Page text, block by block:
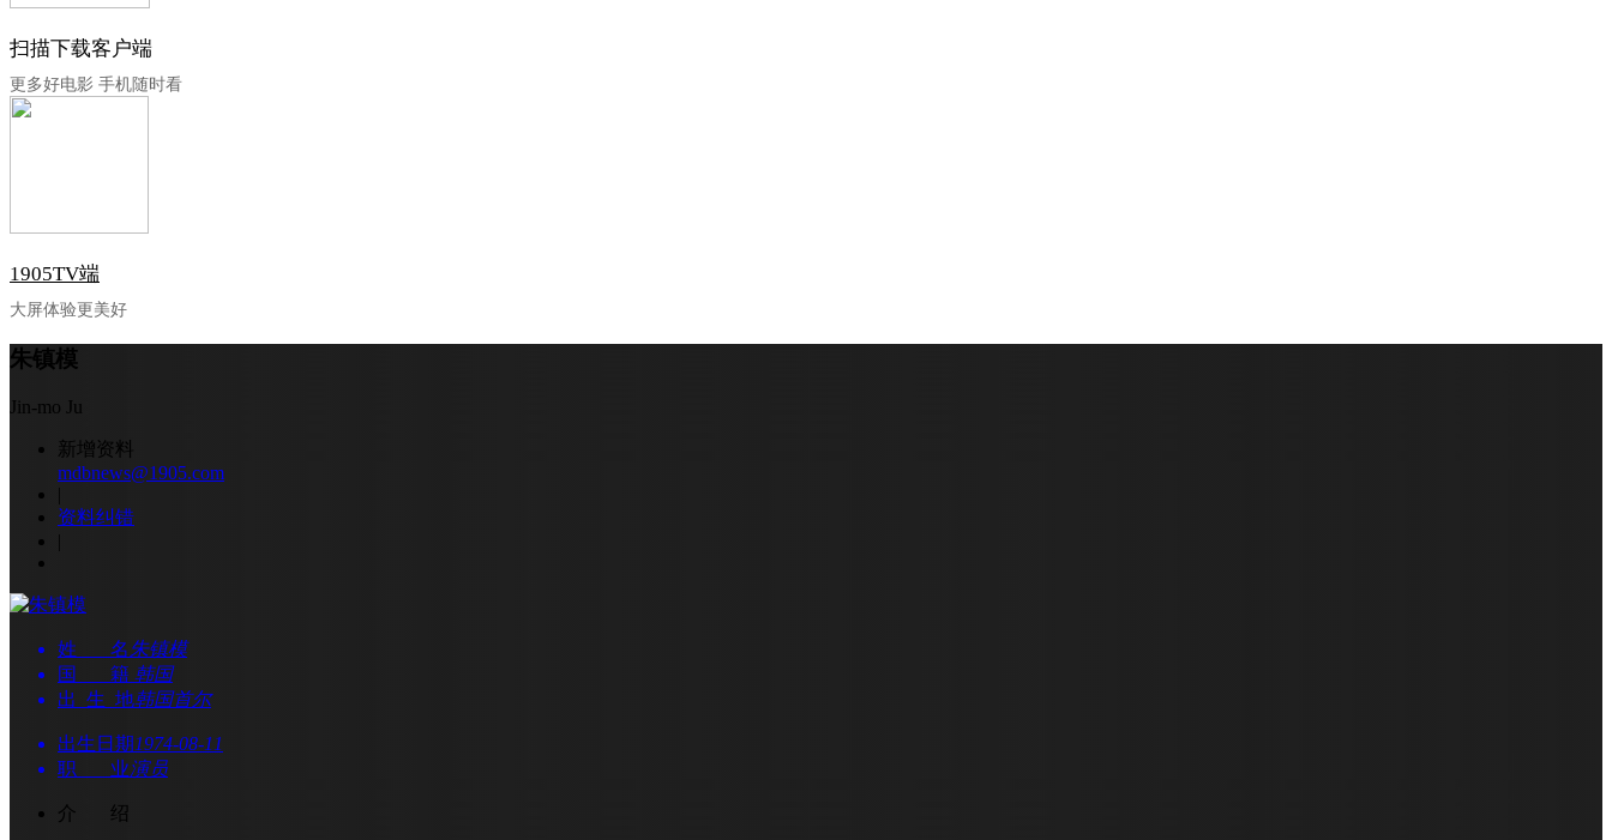
扫描下载客户端
更多好电影 手机随时看
1905TV端
大屏体验更美好
朱镇模
Jin-mo Ju
新增资料
mdbnews@1905.com
|
资料纠错
|
姓 名朱镇模
国 籍 韩国
出 生 地韩国首尔
出生日期1974-08-11
职 业演员
介 绍